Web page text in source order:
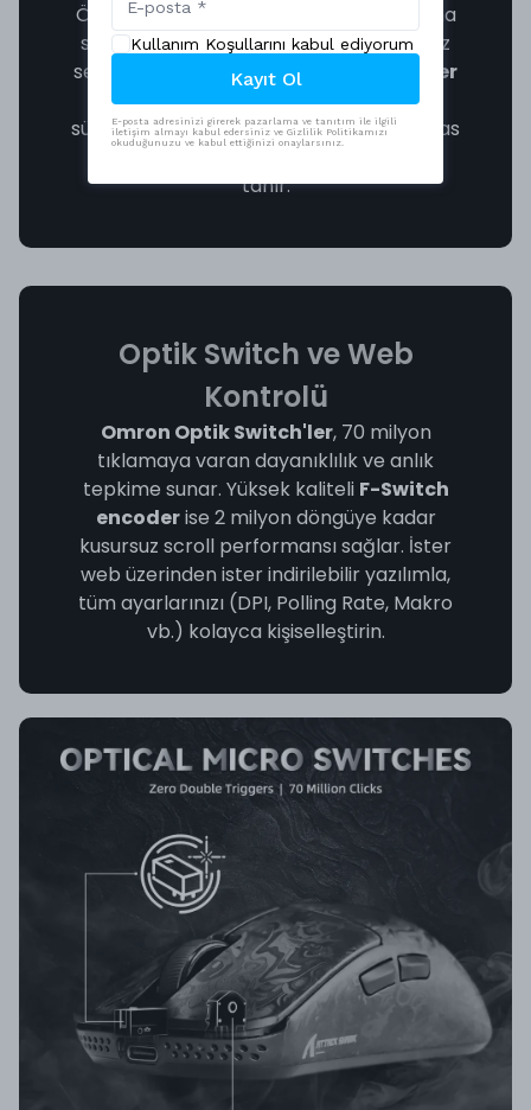
Özel Nano-Metal Ice Coating
kaplama
sayesinde en yoğun oyunlarda bile eliniz
serin kalır.
Çift katmanlı mouse feet'ler
ile birleşen bu yapı, ultra pürüzsüz ve
sürtünmesiz bir kayma sağlayarak hassas
ve şimşek hızında hareketlere olanak
tanır.
Optik Switch ve Web
Kontrolü
Omron Optik Switch'ler, 70 milyon
tıklamaya varan dayanıklılık ve anlık
tepkime sunar. Yüksek kaliteli F-Switch
encoderise 2 milyon döngüye kadar
kusursuz scroll performansı sağlar. İster
web üzerinden ister indirilebilir yazılımla,
tüm ayarlarınızı (DPI, Polling Rate, Makro
vb.) kolayca kişiselleştirin.
Kullanım Koşullarını kabul ediyorum
Kayıt Ol
E-posta adresinizi girerek pazarlama ve tanıtım ile ilgili
iletişim almayı kabul edersiniz ve Gizlilik Politikamızı
okuduğunuzu ve kabul ettiğinizi onaylarsınız.